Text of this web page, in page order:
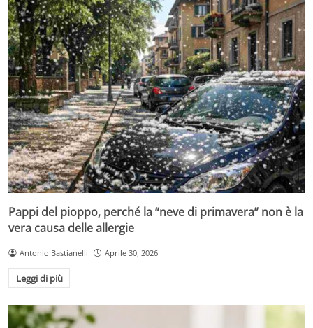
Pappi del pioppo, perché la “neve di primavera” non è la
vera causa delle allergie
Antonio Bastianelli Aprile 30, 2026
Leggi di più